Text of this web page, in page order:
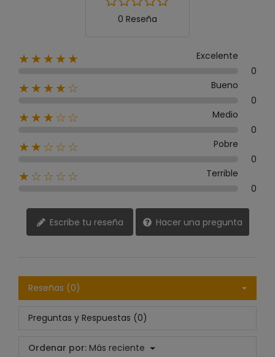
0 Reseña
★★★★★
Excelente
0
★★★★☆
Bueno
0
★★★☆☆
Medio
0
★★☆☆☆
Pobre
0
★☆☆☆☆
Terrible
0
Escribe tu reseña Hacer una pregunta
Reseñas (0)
Preguntas y Respuestas (0)
Ordenar por: Más reciente